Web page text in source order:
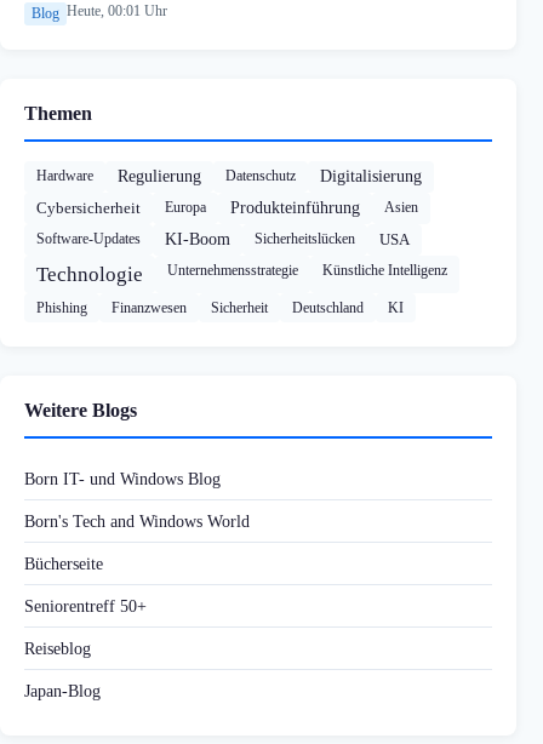
Blog Heute, 00:01 Uhr
Themen
Hardware Regulierung Datenschutz
Digitalisierung
Cybersicherheit
Europa Produkteinführung
Asien
Software-Updates
KI-Boom Sicherheitslücken USA
Technologie Unternehmensstrategie Künstliche Intelligenz
Phishing Finanzwesen Sicherheit Deutschland KI
Weitere Blogs
Born IT- und Windows Blog
Born's Tech and Windows World
Bücherseite
Seniorentreff 50+
Reiseblog
Japan-Blog